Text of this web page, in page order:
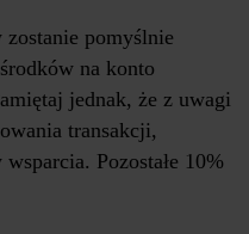
pomyślnie
na konto
jednak, że z uwagi
transakcji,
Pozostałe 10%